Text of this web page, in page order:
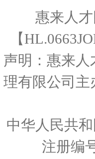
惠来人
【
声明：惠来人
理有限公司主
中华人民共
注册编